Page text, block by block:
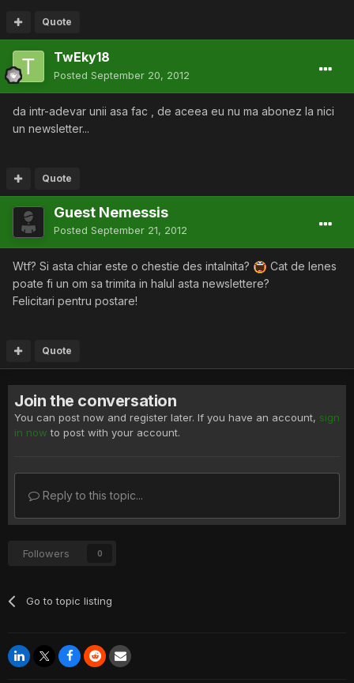
Quote
TwEky18
Posted September 20, 2012
da intr-adevar unii asa fac , de aceea eu nu ma abonez la nici
un newsletter...
Quote
Guest Nemessis
Posted September 21, 2012
Wtf? Si asta chiar este o chestie des intalnita?
Cat de lenes
poate fi un om sa trimita in halul asta newslettere?
Felicitari pentru postare!
Quote
Join the conversation
You can post now and register later. If you have an account, sign
in now to post with your account.
Reply to this topic...
Followers 0
Go to topic listing